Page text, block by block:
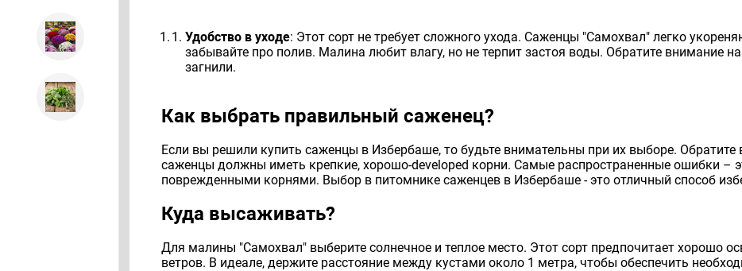
Удобство в уходе: Этот сорт не требует сложного ухода. Саженцы "Самохвал" легко
забывайте про полив. Малина любит влагу, но не терпит застоя воды. Обратите внимание
загнили.
Как выбрать правильный саженец?
Если вы решили купить саженцы в Избербаше, то будьте внимательны при их выборе.
саженцы должны иметь крепкие, хорошо-developed корни. Самые распространенные ошибки –
поврежденными корнями. Выбор в питомнике саженцев в Избербаше - это отличный способ
Куда высаживать?
Для малины "Самохвал" выберите солнечное и теплое место. Этот сорт предпочитает хорошо
ветров. В идеале, держите расстояние между кустами около 1 метра, чтобы обеспечить